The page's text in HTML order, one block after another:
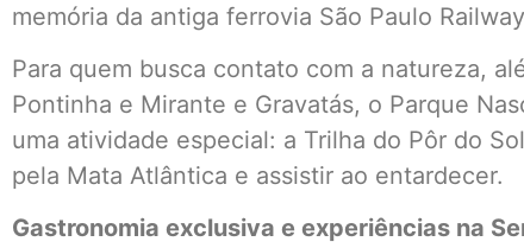
memória da antiga ferrovia São Paulo
Para quem busca contato com a natureza,
Pontinha e Mirante e Gravatás, o Parque
uma atividade especial: a Trilha do Pôr do
pela Mata Atlântica e assistir ao entardecer.
Gastronomia exclusiva e experiências na